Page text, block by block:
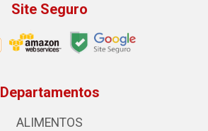
Site Seguro
Departamentos
ALIMENTOS